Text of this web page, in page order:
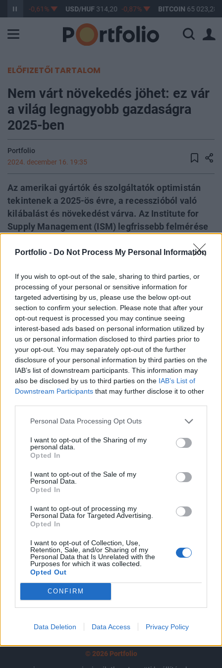
Portfolio - Do Not Process My Personal Information
If you wish to opt-out of the sale, sharing to third parties, or
processing of your personal or sensitive information for
targeted advertising by us, please use the below opt-out
section to confirm your selection. Please note that after your
opt-out request is processed you may continue seeing
interest-based ads based on personal information utilized by
us or personal information disclosed to third parties prior to
your opt-out. You may separately opt-out of the further
disclosure of your personal information by third parties on the
IAB’s list of downstream participants. This information may
also be disclosed by us to third parties on the IAB’s List of
Downstream Participants that may further disclose it to other
Personal Data Processing Opt Outs
I want to opt-out of the Sharing of my
personal data.
Opted In
I want to opt-out of the Sale of my
Personal Data.
Opted In
I want to opt-out of processing my
Personal Data for Targeted Advertising.
Opted In
I want to opt-out of Collection, Use,
Retention, Sale, and/or Sharing of my
Personal Data that Is Unrelated with the
Purposes for which it was collected.
Opted Out
CONFIRM
Data Deletion Data Access Privacy Policy
363,17 -0,61% USD/HUF314,20 -0,87% BITCOIN 65 023,28
ELŐFIZETŐI TARTALOM
Nem várt növekedés jöhet: ez vár
a világ legnagyobb gazdaságra
2025-ben
Portfolio
2024. december 16. 19:35
Az amerikai gyártók és szolgáltatók optimistán
tekintenek a 2025-ös évre, a recesszióból való
kilábalást és növekedést várva. Az Institute for
Supply Management (ISM) legfrissebb felmérése
szektor vezetői a bevételek, a foglalkoztatás és a
növekedés üteme várhatóan elmarad a 2024-es
szinttől.
A feldolgozóipar, amely az amerikai gazdaság 10,3%-át
teszi ki, 2022 novembere óta recesszióban van. Az ISM
feldolgozóipari beszerzésimenedzser-indexe (bmi)
többnyire a zsugorodást jelző 50 pontos határ alatt maradt,
amit a Federal Reserve agresszív kamatemelési ciklusa is
súlyosbított. Ennek ellenére a szektor vezetői bizakodóak a
jövőt illetően. Timothy Fiore, az ISM Manufacturing...
KEDVES OLVASÓNK!
tartozik, melynek olvasása előfizetéses
regisztrációhoz kötött.
Az előfizetés a következőket tartalmazza:
Portfolio.hu teljes cikkarchívum
kötéslistái
Előfizetés
MÁR ELŐFIZETŐNK VAGY?
© 2026 Portfolio